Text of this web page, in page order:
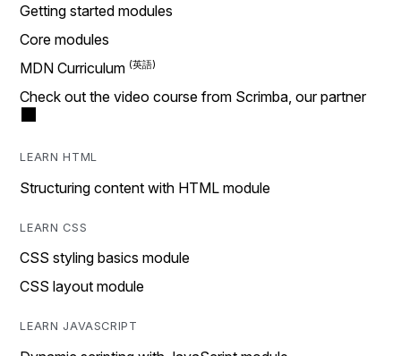
Getting started modules
Core modules
MDN Curriculum
Check out the video course from Scrimba, our partner
LEARN HTML
Structuring content with HTML module
LEARN CSS
CSS styling basics module
CSS layout module
LEARN JAVASCRIPT